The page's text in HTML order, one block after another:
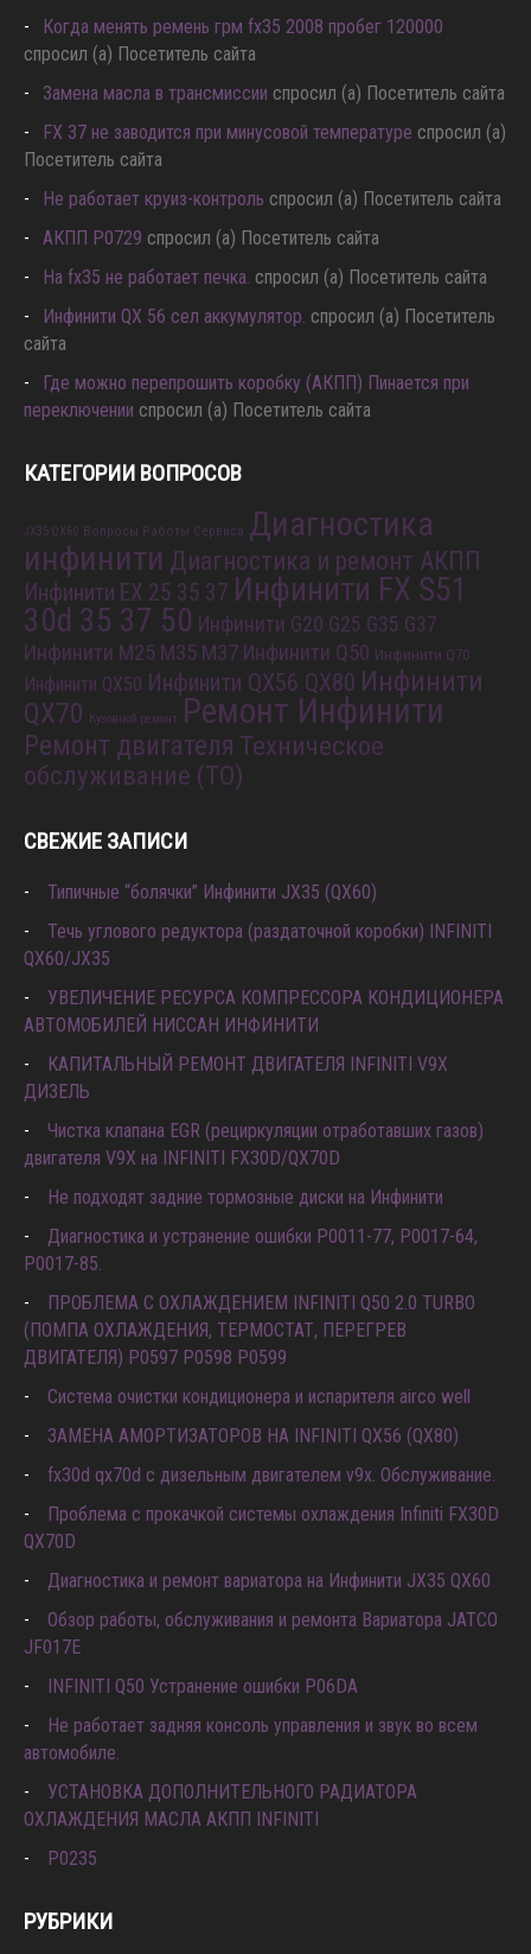
Когда менять ремень грм fx35 2008 пробег 120000
спросил (а) Посетитель сайта
Замена масла в трансмиссии спросил (а) Посетитель сайта
FX 37 не заводится при минусовой температуре спросил (а)
Посетитель сайта
Не работает круиз-контроль спросил (а) Посетитель сайта
АКПП P0729 спросил (а) Посетитель сайта
Hа fx35 не работает печка. спросил (а) Посетитель сайта
Инфинити QX 56 сел аккумулятор. спросил (а) Посетитель
сайта
Где можно перепрошить коробку (АКПП) Пинается при
переключении спросил (а) Посетитель сайта
КАТЕГОРИИ ВОПРОСОВ
JX35 QX60 Вопросы Работы Сервиса Диагностика
инфинити Диагностика и ремонт АКПП
Инфинити EX 25 35 37 Инфинити FX S51
30d 35 37 50 Инфинити G20 G25 G35 G37
Инфинити M25 M35 M37 Инфинити Q50 Инфинити Q70
Инфинити QX50 Инфинити QX56 QX80 Инфинити
QX70 Кузовной ремонт Ремонт Инфинити
Ремонт двигателя Техническое
обслуживание (ТО)
СВЕЖИЕ ЗАПИСИ
Типичные “болячки” Инфинити JX35 (QX60)
Течь углового редуктора (раздаточной коробки) INFINITI
QX60/JX35
УВЕЛИЧЕНИЕ РЕСУРСА КОМПРЕССОРА КОНДИЦИОНЕРА
АВТОМОБИЛЕЙ НИССАН ИНФИНИТИ
КАПИТАЛЬНЫЙ РЕМОНТ ДВИГАТЕЛЯ INFINITI V9X
ДИЗЕЛЬ
Чистка клапана EGR (рециркуляции отработавших газов)
двигателя V9X на INFINITI FX30D/QX70D
Не подходят задние тормозные диски на Инфинити
Диагностика и устранение ошибки Р0011-77, P0017-64,
P0017-85.
ПРОБЛЕМА С ОХЛАЖДЕНИЕМ INFINITI Q50 2.0 TURBO
(ПОМПА ОХЛАЖДЕНИЯ, ТЕРМОСТАТ, ПЕРЕГРЕВ
ДВИГАТЕЛЯ) P0597 P0598 P0599
Система очистки кондиционера и испарителя airco well
ЗАМЕНА АМОРТИЗАТОРОВ НА INFINITI QX56 (QX80)
fx30d qx70d с дизельным двигателем v9x. Обслуживание.
Проблема с прокачкой системы охлаждения Infiniti FX30D
QX70D
Диагностика и ремонт вариатора на Инфинити JX35 QX60
Обзор работы, обслуживания и ремонта Вариатора JATCO
JF017E
INFINITI Q50 Устранение ошибки P06DA
Не работает задняя консоль управления и звук во всем
автомобиле.
УСТАНОВКА ДОПОЛНИТЕЛЬНОГО РАДИАТОРА
ОХЛАЖДЕНИЯ МАСЛА АКПП INFINITI
P0235
РУБРИКИ